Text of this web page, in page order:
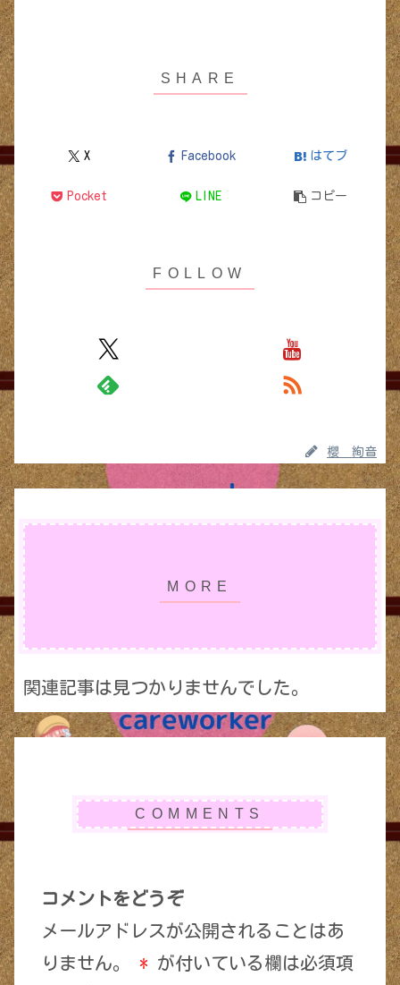
X Facebook はてブ
Pocket LINE コピー
櫻 絢音
関連記事は見つかりませんでした。
コメントをどうぞ
メールアドレスが公開されることはあ
りません。
* が付いている欄は必須項